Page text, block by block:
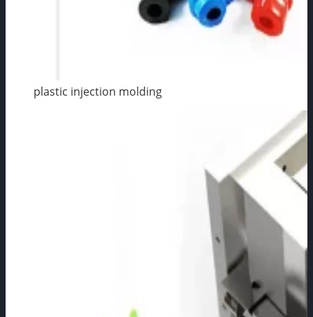
plastic injection molding